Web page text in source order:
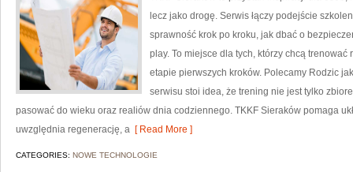
lecz jako drogę. Serwis łączy podejście
sprawność krok po kroku, jak dbać o
play. To miejsce dla tych, którzy chcą
etapie pierwszych kroków. Polecamy Rodzic
serwisu stoi idea, że trening nie jest tylko
pasować do wieku oraz realiów dnia codziennego. TKKF Sieraków pomaga
uwzględnia regenerację, a [ Read More ]
CATEGORIES: NOWE TECHNOLOGIE